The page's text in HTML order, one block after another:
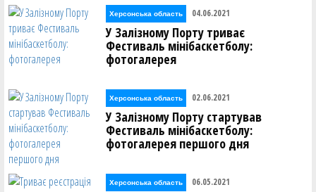
Херсонська область 04.06.2021
У Залізному Порту триває
Фестиваль мінібаскетболу:
фотогалерея
Херсонська область 02.06.2021
У Залізному Порту стартував
Фестиваль мінібаскетболу:
фотогалерея першого дня
Херсонська область 06.05.2021